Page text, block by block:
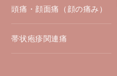
頭痛・顔面痛（顔の痛み）
帯状疱疹関連痛